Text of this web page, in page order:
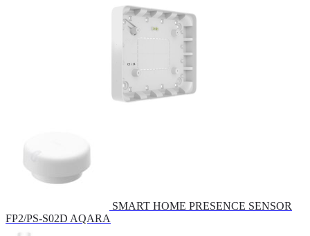
SMART HOME PRESENCE SENSOR
FP2/PS-S02D AQARA